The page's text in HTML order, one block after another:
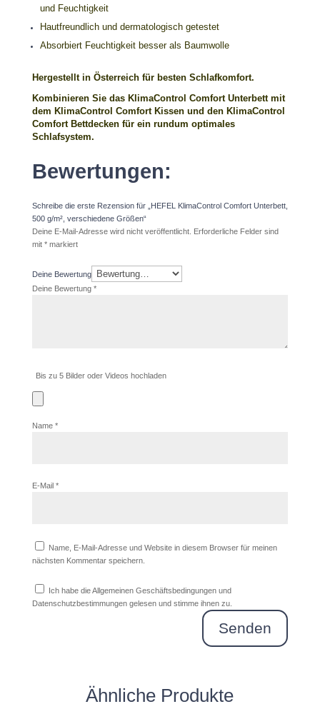
und Feuchtigkeit
Hautfreundlich und dermatologisch getestet
Absorbiert Feuchtigkeit besser als Baumwolle
Hergestellt in Österreich für besten Schlafkomfort.
Kombinieren Sie das KlimaControl Comfort Unterbett mit
dem KlimaControl Comfort Kissen und den KlimaControl
Comfort Bettdecken für ein rundum optimales
Schlafsystem.
Bewertungen:
Schreibe die erste Rezension für „HEFEL KlimaControl Comfort Unterbett,
500 g/m², verschiedene Größen“
Deine E-Mail-Adresse wird nicht veröffentlicht. Erforderliche Felder sind
mit *markiert
Deine Bewertung
Deine Bewertung *
Bis zu 5 Bilder oder Videos hochladen
Name *
E-Mail *
Name, E-Mail-Adresse und Website in diesem Browser für meinen
nächsten Kommentar speichern.
Ich habe die Allgemeinen Geschäftsbedingungen und
Datenschutzbestimmungen gelesen und stimme ihnen zu.
Senden
Ähnliche Produkte